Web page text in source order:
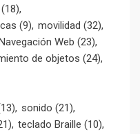
(18)
(9) movilidad (32)
Web (23)
de objetos (24)
sonido (21)
teclado Braille (10)